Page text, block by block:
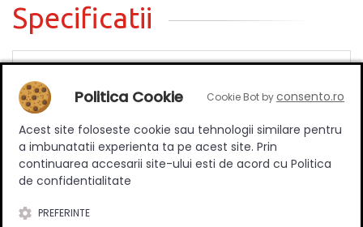
Specificatii
Tip
Material
Culoare
Negru
Numar bucati/set
1
Politica Cookie Cookie Bot byconsento.ro
Acest site foloseste cookie sau tehnologii similare pentru
a imbunatatii experienta ta pe acest site. Prin
continuarea accesarii site-ului esti de acord cu Politica
de confidentialitate
PREFERINTE